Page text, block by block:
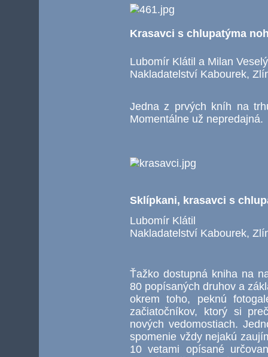
Krasavci s chlupatýma
Lubomír Klátil a Milan Veselý
Nakladatelství Kabourek,
Jedna z prvých kníh na
Momentálne už nepredajná.
Sklípkani, krasavci s
Lubomír Klátil
Nakladatelství Kabourek,
Ťažko dostupná kniha na
80 popísaných druhov a
okrem toho, peknú
začiatočníkov, ktorý si
nových vedomostiach.
spomenie vždy nejakú
10 vetami opísané